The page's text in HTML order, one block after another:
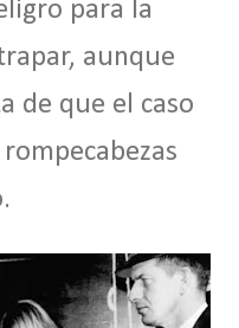
para la
aunque
de que el caso